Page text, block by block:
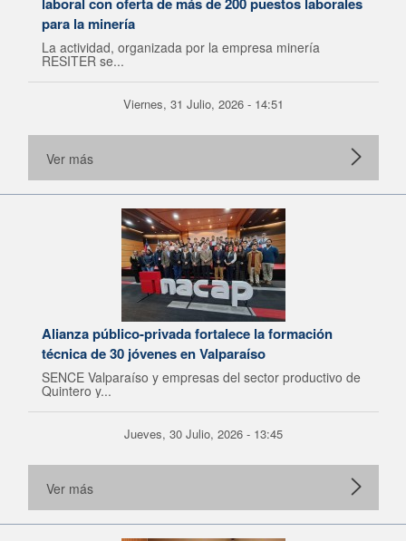
para la minería
La actividad, organizada por la empresa minería
RESITER se...
Viernes, 31 Julio, 2026 - 14:51
Ver más
Alianza público-privada fortalece la formación
técnica de 30 jóvenes en Valparaíso
SENCE Valparaíso y empresas del sector productivo de
Quintero y...
Jueves, 30 Julio, 2026 - 13:45
Ver más